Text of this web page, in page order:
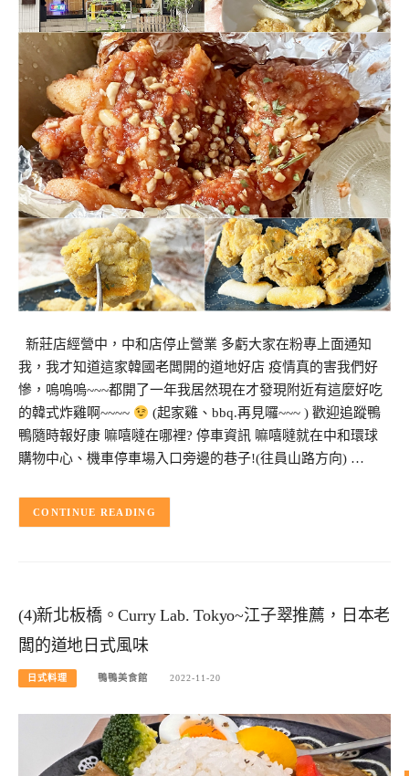
新莊店經營中，中和店停止營業 多虧大家在粉專上面通知
我，我才知道這家韓國老闆開的道地好店 疫情真的害我們好
慘，嗚嗚嗚~~~都開了一年我居然現在才發現附近有這麼好吃
的韓式炸雞啊~~~~
(起家雞、bbq.再見囉~~~ ) 歡迎追蹤鴨
鴨隨時報好康 嘛嘻噠在哪裡? 停車資訊 嘛嘻噠就在中和環球
購物中心、機車停車場入口旁邊的巷子!(往員山路方向) …
CONTINUE READING
(4)新北板橋。Curry Lab. Tokyo~江子翠推薦，日本老
闆的道地日式風味
日式料理 鴨鴨美食館 2022-11-20